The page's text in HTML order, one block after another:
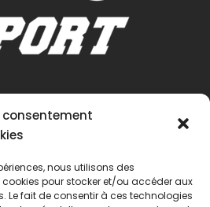
consentement
nous utilisons des
pour stocker et/ou accéder aux
Le fait de consentir à ces technologies